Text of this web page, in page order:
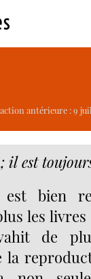
antérieure : 9
; il est
est bien
les
de
la